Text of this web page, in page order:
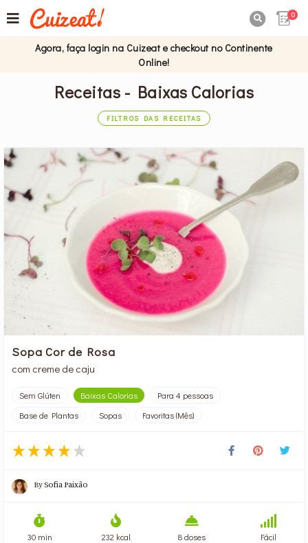
0
Agora, faça login na Cuizeat e checkout no Continente
Online!
Receitas - Baixas Calorias
FILTROS DAS RECEITAS
Sopa Cor de Rosa
com creme de caju
Sem Glúten Baixas Calorias
Para 4 pessoas
Base de Plantas
Sopas Favoritas (Mês)
BySofia Paixão
30 min 232 kcal 8 doses Fácil